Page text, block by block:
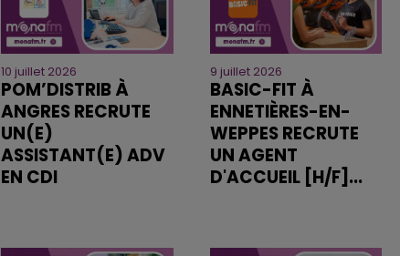
10 juillet 2026
POM’DISTRIB À
ANGRES RECRUTE
UN(E)
ASSISTANT(E) ADV
EN CDI
9 juillet 2026
BASIC-FIT À
ENNETIÈRES-EN-
WEPPES RECRUTE
UN AGENT
D'ACCUEIL [H/F]...